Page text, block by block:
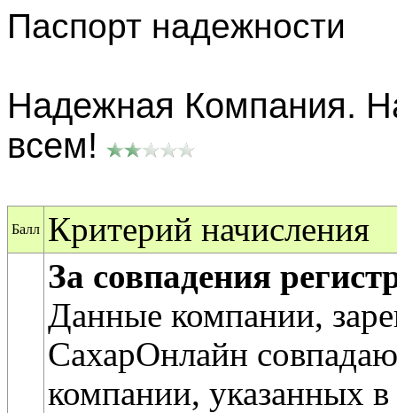
Паспорт надежности
Надежная Компания.
всем!
Балл Критерий начисления
За совпадения
Данные компании,
СахарОнлайн
компании, указанных в